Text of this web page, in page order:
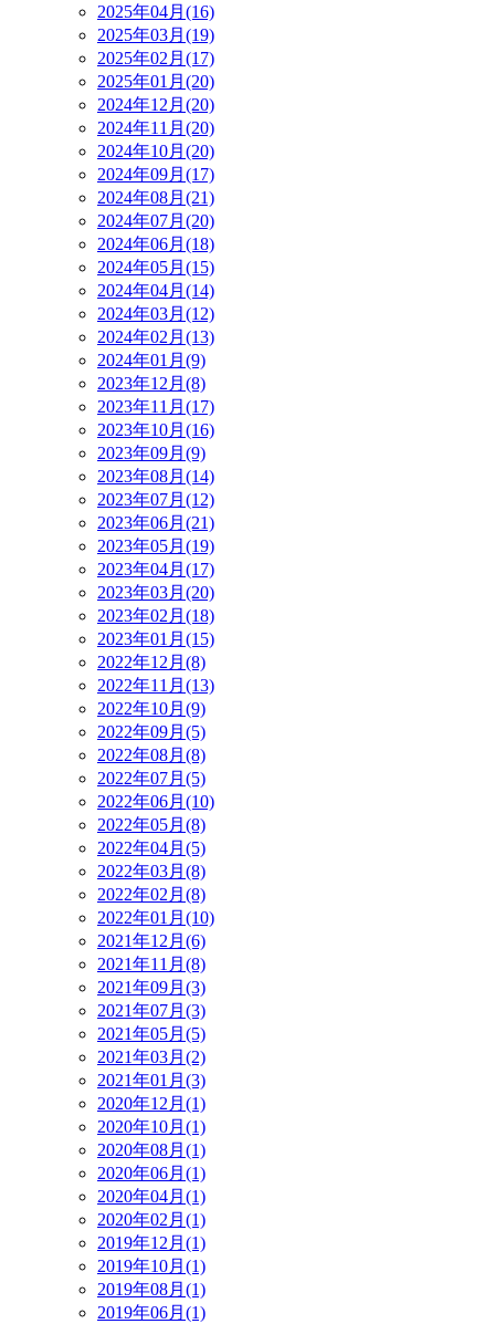
2025年04月(16)
2025年03月(19)
2025年02月(17)
2025年01月(20)
2024年12月(20)
2024年11月(20)
2024年10月(20)
2024年09月(17)
2024年08月(21)
2024年07月(20)
2024年06月(18)
2024年05月(15)
2024年04月(14)
2024年03月(12)
2024年02月(13)
2024年01月(9)
2023年12月(8)
2023年11月(17)
2023年10月(16)
2023年09月(9)
2023年08月(14)
2023年07月(12)
2023年06月(21)
2023年05月(19)
2023年04月(17)
2023年03月(20)
2023年02月(18)
2023年01月(15)
2022年12月(8)
2022年11月(13)
2022年10月(9)
2022年09月(5)
2022年08月(8)
2022年07月(5)
2022年06月(10)
2022年05月(8)
2022年04月(5)
2022年03月(8)
2022年02月(8)
2022年01月(10)
2021年12月(6)
2021年11月(8)
2021年09月(3)
2021年07月(3)
2021年05月(5)
2021年03月(2)
2021年01月(3)
2020年12月(1)
2020年10月(1)
2020年08月(1)
2020年06月(1)
2020年04月(1)
2020年02月(1)
2019年12月(1)
2019年10月(1)
2019年08月(1)
2019年06月(1)